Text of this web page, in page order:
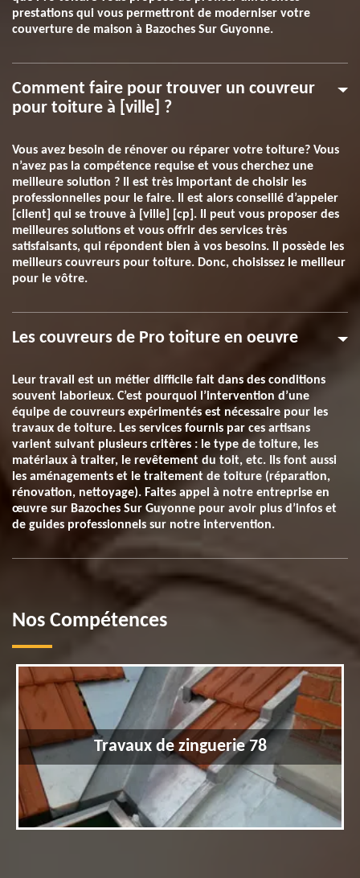
prestations qui vous permettront de moderniser votre
couverture de maison à Bazoches Sur Guyonne.
Comment faire pour trouver un couvreur
pour toiture à [ville] ?
Vous avez besoin de rénover ou réparer votre toiture? Vous
n’avez pas la compétence requise et vous cherchez une
meilleure solution ? Il est très important de choisir les
professionnelles pour le faire. Il est alors conseillé d’appeler
[client] qui se trouve à [ville] [cp]. Il peut vous proposer des
meilleures solutions et vous offrir des services très
satisfaisants, qui répondent bien à vos besoins. Il possède les
meilleurs couvreurs pour toiture. Donc, choisissez le meilleur
pour le vôtre.
Les couvreurs de Pro toiture en oeuvre
Leur travail est un métier difficile fait dans des conditions
souvent laborieux. C’est pourquoi l’intervention d’une
équipe de couvreurs expérimentés est nécessaire pour les
travaux de toiture. Les services fournis par ces artisans
varient suivant plusieurs critères : le type de toiture, les
matériaux à traiter, le revêtement du toit, etc. Ils font aussi
les aménagements et le traitement de toiture (réparation,
rénovation, nettoyage). Faites appel à notre entreprise en
œuvre sur Bazoches Sur Guyonne pour avoir plus d’infos et
de guides professionnels sur notre intervention.
Nos Compétences
Travaux de zinguerie 78